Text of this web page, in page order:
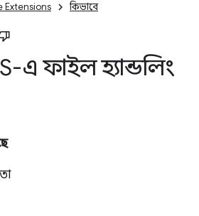
Extensions কিভাবে
এ ফাইল হ্যান্ডলিং